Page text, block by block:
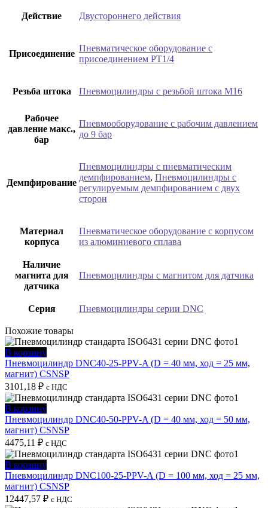
Действие Двустороннего действия
Присоединение
Пневматическое оборудование с
присоединением РТ1/4
Резьба штока Пневмоцилиндры с резьбой штока М16
Рабочее
давление макс.,
бар
Пневмооборудование с рабочим давлением
до 9 бар
Демпфирование
Пневмоцилиндры с пневматическим
демпфированием, Пневмоцилиндры с
регулируемым демпфированием с двух
сторон
Материал
корпуса
Пневматическое оборудование с корпусом
из алюминиевого сплава
Наличие
магнита для
датчика
Пневмоцилиндры с магнитом для датчика
Серия Пневмоцилиндры серии DNC
Похожие товары
В корзину
Пневмоцилиндр DNC40-25-PPV-A (D = 40 мм, ход = 25 мм,
магнит) CSNSP
3101,18 ₽ с НДС
В корзину
Пневмоцилиндр DNC40-50-PPV-A (D = 40 мм, ход = 50 мм,
магнит) CSNSP
4475,11 ₽ с НДС
В корзину
Пневмоцилиндр DNC100-25-PPV-A (D = 100 мм, ход = 25 мм,
магнит) CSNSP
12447,57 ₽ с НДС